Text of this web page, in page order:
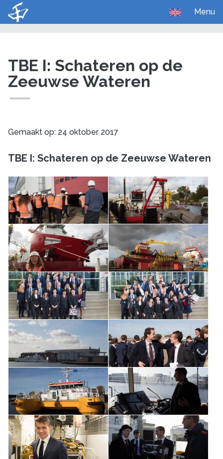
Menu
U bent hier:
TBE I: Schateren op de
Zeeuwse Wateren
Gemaakt op: 24 oktober 2017
TBE I: Schateren op de Zeeuwse Wateren